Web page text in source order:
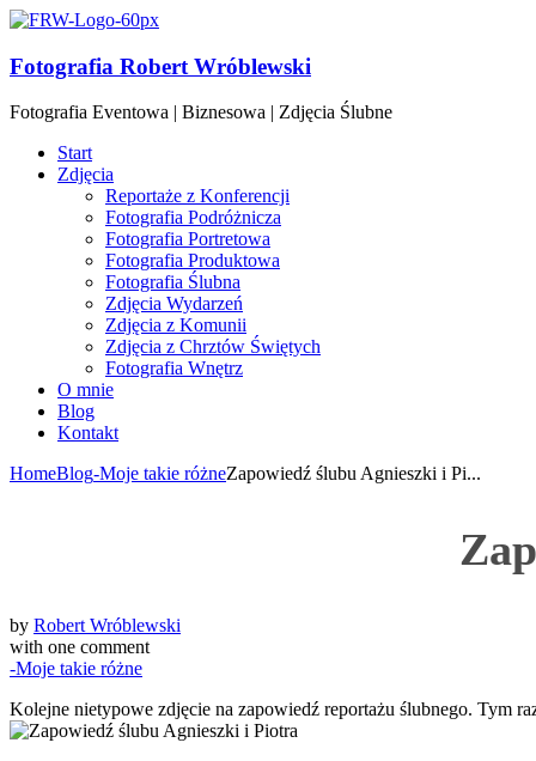
Fotografia Robert Wróblewski
Fotografia Eventowa | Biznesowa | Zdjęcia Ślubne
Start
Zdjęcia
Reportaże z Konferencji
Fotografia Podróżnicza
Fotografia Portretowa
Fotografia Produktowa
Fotografia Ślubna
Zdjęcia Wydarzeń
Zdjęcia z Komunii
Zdjęcia z Chrztów Świętych
Fotografia Wnętrz
O mnie
Blog
Kontakt
HomeBlog-Moje takie różneZapowiedź ślubu Agnieszki i Pi...
by Robert Wróblewski
with one comment
-Moje takie różne
Kolejne nietypowe zdjęcie na zapowiedź reportażu ślubnego. Tym